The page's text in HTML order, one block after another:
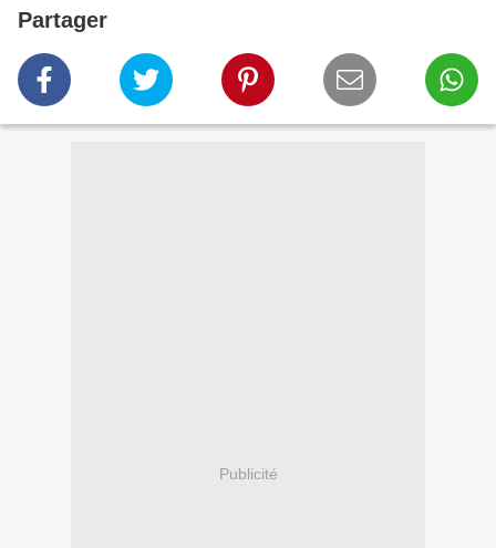
Partager
Publicité